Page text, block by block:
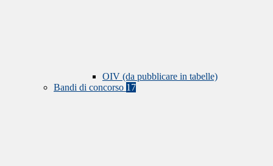
OIV (da pubblicare in tabelle)
Bandi di concorso 17